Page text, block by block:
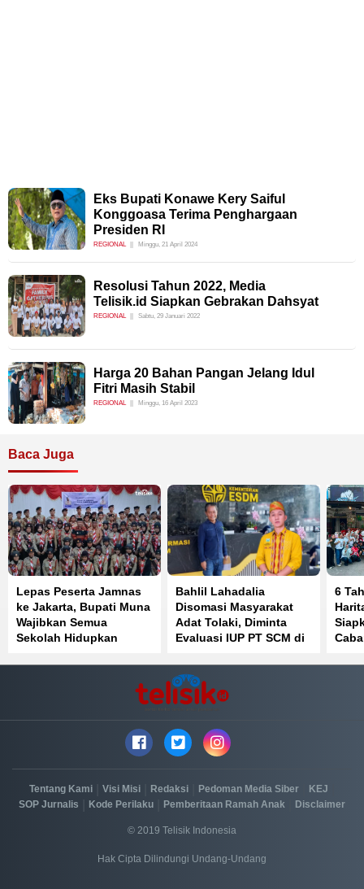
Eks Bupati Konawe Kery Saiful
Konggoasa Terima Penghargaan
Presiden RI
REGIONAL Minggu, 21 April 2024
Resolusi Tahun 2022, Media
Telisik.id Siapkan Gebrakan Dahsyat
REGIONAL Sabtu, 29 Januari 2022
Harga 20 Bahan Pangan Jelang Idul
Fitri Masih Stabil
REGIONAL Minggu, 16 April 2023
Baca Juga
Lepas Peserta Jamnas
ke Jakarta, Bupati Muna
Wajibkan Semua
Sekolah Hidupkan
Bahlil Lahadalia
Disomasi Masyarakat
Adat Tolaki, Diminta
Evaluasi IUP PT SCM di
6
Tentang Kami Visi Misi Redaksi Pedoman Media Siber KEJ
SOP Jurnalis Kode Perilaku Pemberitaan Ramah Anak Disclaimer
© 2019 Telisik Indonesia
Hak Cipta Dilindungi Undang-Undang